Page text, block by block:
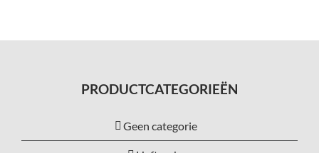
PRODUCTCATEGORIEËN
Geen categorie